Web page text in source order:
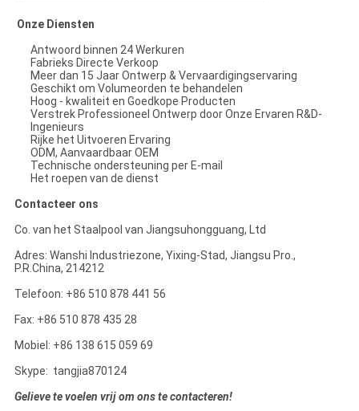
Onze Diensten
Antwoord binnen 24 Werkuren
Fabrieks Directe Verkoop
Meer dan 15 Jaar Ontwerp & Vervaardigingservaring
Geschikt om Volumeorden te behandelen
Hoog - kwaliteit en Goedkope Producten
Verstrek Professioneel Ontwerp door Onze Ervaren R&D-
Ingenieurs
Rijke het Uitvoeren Ervaring
ODM, Aanvaardbaar OEM
Technische ondersteuning per E-mail
Het roepen van de dienst
Contacteer ons
Co. van het Staalpool van Jiangsuhongguang, Ltd
Adres: Wanshi Industriezone, Yixing-Stad, Jiangsu Pro.,
P.R.China, 214212
Telefoon: +86 510 878 441 56
Fax: +86 510 878 435 28
Mobiel: +86 138 615 059 69
Skype: tangjia870124
Gelieve te voelen vrij om ons te contacteren!